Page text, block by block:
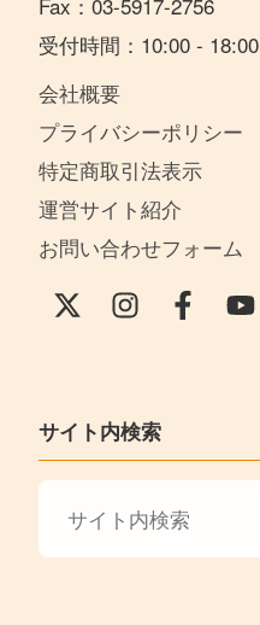
受付時間：10:00 - 18:00
会社概要
プライバシーポリシー
特定商取引法表示
運営サイト紹介
お問い合わせフォーム
サイト内検索